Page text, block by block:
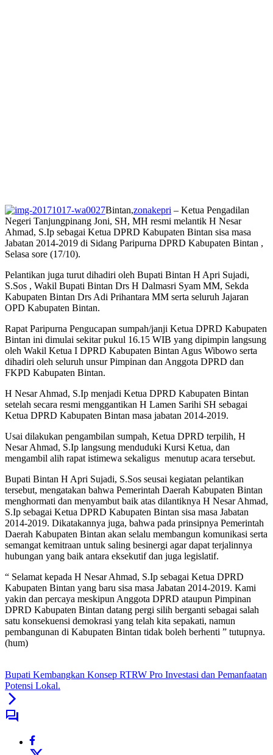
Bintan,zonakepri – Ketua Pengadilan
Negeri Tanjungpinang Joni, SH, MH resmi melantik H Nesar
Ahmad, S.Ip sebagai Ketua DPRD Kabupaten Bintan sisa masa
Jabatan 2014-2019 di Sidang Paripurna DPRD Kabupaten Bintan ,
Selasa sore (17/10).
Pelantikan juga turut dihadiri oleh Bupati Bintan H Apri Sujadi,
S.Sos , Wakil Bupati Bintan Drs H Dalmasri Syam MM, Sekda
Kabupaten Bintan Drs Adi Prihantara MM serta seluruh Jajaran
OPD Kabupaten Bintan.
Rapat Paripurna Pengucapan sumpah/janji Ketua DPRD Kabupaten
Bintan ini dimulai sekitar pukul 16.15 WIB yang dipimpin langsung
oleh Wakil Ketua I DPRD Kabupaten Bintan Agus Wibowo serta
dihadiri oleh seluruh unsur Pimpinan dan Anggota DPRD dan
FKPD Kabupaten Bintan.
H Nesar Ahmad, S.Ip menjadi Ketua DPRD Kabupaten Bintan
setelah secara resmi menggantikan H Lamen Sarihi SH sebagai
Ketua DPRD Kabupaten Bintan masa jabatan 2014-2019.
Usai dilakukan pengambilan sumpah, Ketua DPRD terpilih, H
Nesar Ahmad, S.Ip langsung menduduki Kursi Ketua, dan
mengambil alih rapat istimewa sekaligus menutup acara tersebut.
Bupati Bintan H Apri Sujadi, S.Sos seusai kegiatan pelantikan
tersebut, mengatakan bahwa Pemerintah Daerah Kabupaten Bintan
menghormati dan menyambut baik atas dilantiknya H Nesar Ahmad,
S.Ip sebagai Ketua DPRD Kabupaten Bintan sisa masa Jabatan
2014-2019. Dikatakannya juga, bahwa pada prinsipnya Pemerintah
Daerah Kabupaten Bintan akan selalu membangun komunikasi serta
semangat kemitraan untuk saling besinergi agar dapat terjalinnya
hubungan yang baik antara eksekutif dan juga legislatif.
“ Selamat kepada H Nesar Ahmad, S.Ip sebagai Ketua DPRD
Kabupaten Bintan yang baru sisa masa Jabatan 2014-2019. Kami
yakin dan percaya meskipun Anggota DPRD ataupun Pimpinan
DPRD Kabupaten Bintan datang pergi silih berganti sebagai salah
satu konsekuensi demokrasi yang telah kita sepakati, namun
pembangunan di Kabupaten Bintan tidak boleh berhenti ” tutupnya.
(hum)
Bupati Kembangkan Konsep RTRW Pro Investasi dan Pemanfaatan
Potensi Lokal.